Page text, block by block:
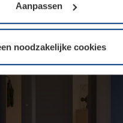
uw toestemming vereist. Uw
op elk moment bij de
Aanpassen
noodzakelijke cookies